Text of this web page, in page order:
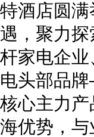
酒店圆
，聚力
家电企
头部品
心主力
优势，